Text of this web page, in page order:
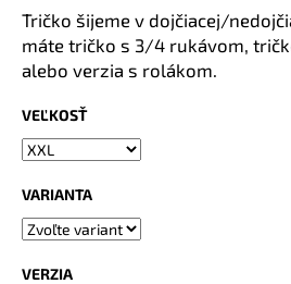
hviezdičiek.
Tričko šijeme v dojčiacej/
máte tričko s 3/4 rukávom,
alebo verzia s rolákom.
VEĽKOSŤ
VARIANTA
VERZIA
O
d
o
r
ú
č
a
m